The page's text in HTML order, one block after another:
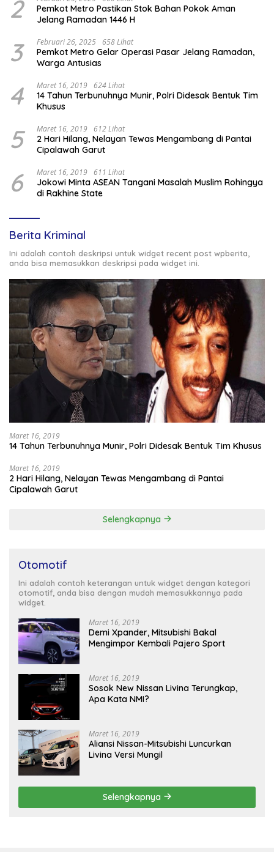
2
Pemkot Metro Pastikan Stok Bahan Pokok Aman
Jelang Ramadan 1446 H
3 Februari 26, 2025 658 Lihat
Pemkot Metro Gelar Operasi Pasar Jelang Ramadan,
Warga Antusias
4 Maret 16, 2019 624 Lihat
14 Tahun Terbunuhnya Munir, Polri Didesak Bentuk Tim
Khusus
5 Maret 16, 2019 612 Lihat
2 Hari Hilang, Nelayan Tewas Mengambang di Pantai
Cipalawah Garut
6 Maret 16, 2019 611 Lihat
Jokowi Minta ASEAN Tangani Masalah Muslim Rohingya
di Rakhine State
Berita Kriminal
Ini adalah contoh deskripsi untuk widget recent post wpberita,
anda bisa memasukkan deskripsi pada widget ini.
Maret 16, 2019
14 Tahun Terbunuhnya Munir, Polri Didesak Bentuk Tim Khusus
Maret 16, 2019
2 Hari Hilang, Nelayan Tewas Mengambang di Pantai
Cipalawah Garut
Selengkapnya
Otomotif
Ini adalah contoh keterangan untuk widget dengan kategori
otomotif, anda bisa dengan mudah memasukkannya pada
widget.
Maret 16, 2019
Demi Xpander, Mitsubishi Bakal
Mengimpor Kembali Pajero Sport
Maret 16, 2019
Sosok New Nissan Livina Terungkap,
Apa Kata NMI?
Maret 16, 2019
Aliansi Nissan-Mitsubishi Luncurkan
Livina Versi Mungil
Selengkapnya